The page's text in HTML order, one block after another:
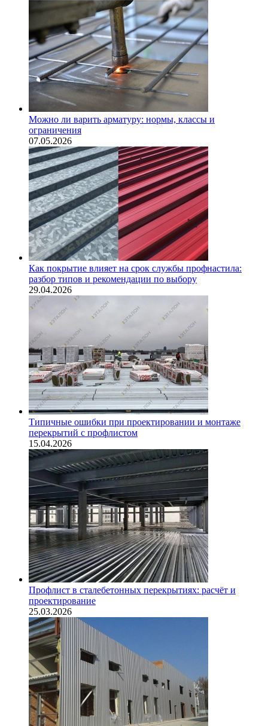
Можно ли варить арматуру: нормы, классы и
ограничения
07.05.2026
Как покрытие влияет на срок службы профнастила:
разбор типов и рекомендации по выбору
29.04.2026
Типичные ошибки при проектировании и монтаже
перекрытий с профлистом
15.04.2026
Профлист в сталебетонных перекрытиях: расчёт и
проектирование
25.03.2026